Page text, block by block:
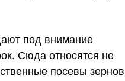
под внимание
Сюда относятся не
посевы